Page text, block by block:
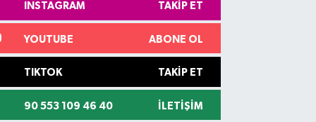
INSTAGRAM TAKIP ET
YOUTUBE ABONE OL
TIKTOK TAKIP ET
90 553 109 46 40 İLETIŞIM